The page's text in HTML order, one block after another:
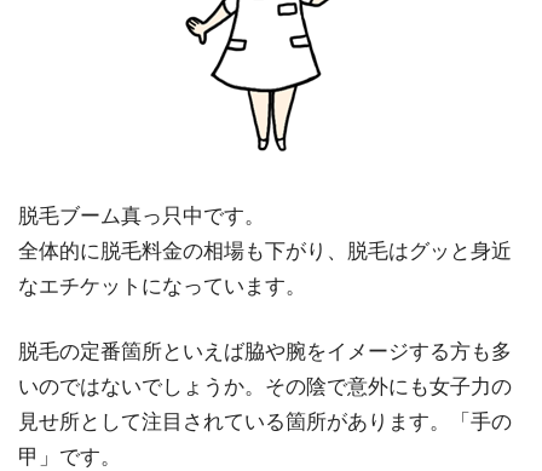
脱毛ブーム真っ只中です。
全体的に脱毛料金の相場も下がり、脱毛はグッと身近
なエチケットになっています。
脱毛の定番箇所といえば脇や腕をイメージする方も多
いのではないでしょうか。その陰で意外にも女子力の
見せ所として注目されている箇所があります。「手の
甲」です。